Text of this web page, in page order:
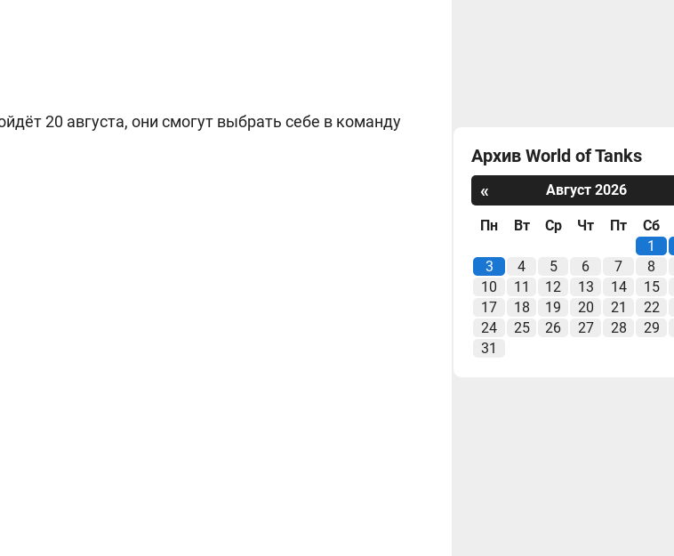
20 августа, они смогут выбрать себе в команду
Архив World of Tanks
«
Август 2026
Пн Вт Ср Чт Пт
Сб
1
3
4 5 6 7
8
10
11 12 13 14
15
17
18 19 20 21
22
24
25 26 27 28
29
31